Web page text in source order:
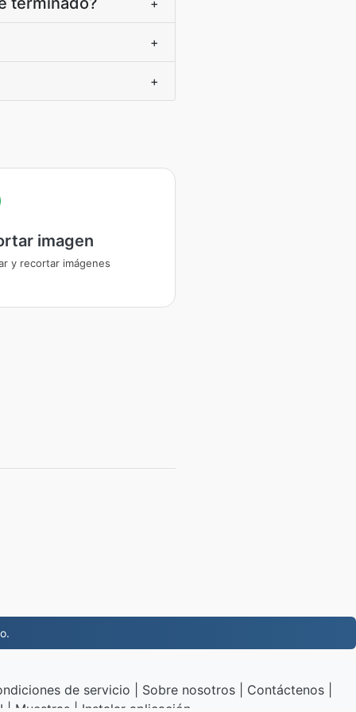
+
+
+
imagen
y recortar imágenes
de servicio Sobre nosotros| Contáctenos|
| Muestras | Instalar aplicación